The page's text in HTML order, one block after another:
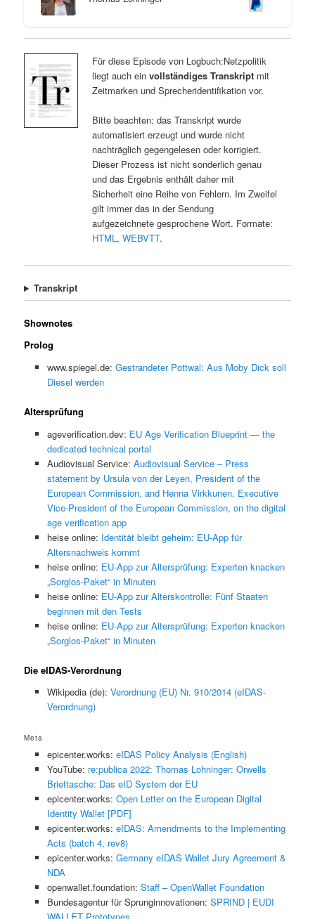
Für diese Episode von Logbuch:Netzpolitik
liegt auch ein vollständiges Transkriptmit
Zeitmarken und Sprecheridentifikation vor.
Bitte beachten: das Transkript wurde
automatisiert erzeugt und wurde nicht
nachträglich gegengelesen oder korrigiert.
Dieser Prozess ist nicht sonderlich genau
und das Ergebnis enthält daher mit
Sicherheit eine Reihe von Fehlern. Im Zweifel
gilt immer das in der Sendung
aufgezeichnete gesprochene Wort. Formate:
HTML, WEBVTT.
Transkript
Shownotes
Prolog
www.spiegel.de: Gestrandeter Pottwal: Aus Moby Dick soll
Diesel werden
Altersprüfung
ageverification.dev: EU Age Verification Blueprint — the
dedicated technical portal
Audiovisual Service: Audiovisual Service – Press
statement by Ursula von der Leyen, President of the
European Commission, and Henna Virkkunen, Executive
Vice-President of the European Commission, on the digital
age verification app
heise online: Identität bleibt geheim: EU-App für
Altersnachweis kommt
heise online: EU-App zur Altersprüfung: Experten knacken
„Sorglos-Paket“ in Minuten
heise online: EU-App zur Alterskontrolle: Fünf Staaten
beginnen mit den Tests
heise online: EU-App zur Altersprüfung: Experten knacken
„Sorglos-Paket“ in Minuten
Die eIDAS-Verordnung
Wikipedia (de): Verordnung (EU) Nr. 910/2014 (eIDAS-
Verordnung)
Meta
epicenter.works: eIDAS Policy Analysis (English)
YouTube: re:publica 2022: Thomas Lohninger: Orwells
Brieftasche: Das eID System der EU
epicenter.works: Open Letter on the European Digital
Identity Wallet [PDF]
epicenter.works: eIDAS: Amendments to the Implementing
Acts (batch 4, rev8)
epicenter.works: Germany eIDAS Wallet Jury Agreement &
NDA
openwallet.foundation: Staff – OpenWallet Foundation
Bundesagentur für Sprunginnovationen: SPRIND | EUDI